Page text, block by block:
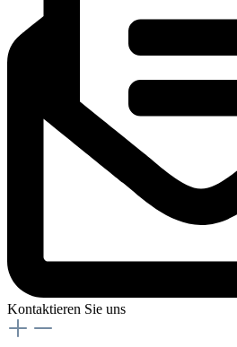
Kontaktieren Sie uns